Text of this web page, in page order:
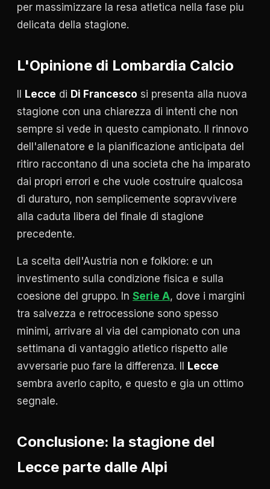
per massimizzare la resa atletica nella fase piu
delicata della stagione.
L'Opinione di Lombardia Calcio
Lecce di Di Francesco si presenta alla nuova
stagione con una chiarezza di intenti che non
sempre si vede in questo campionato. Il rinnovo
dell'allenatore e la pianificazione anticipata del
ritiro raccontano di una societa che ha imparato
dai propri errori e che vuole costruire qualcosa
di duraturo, non semplicemente sopravvivere
alla caduta libera del finale di stagione
precedente.
La scelta dell'Austria non e folklore: e un
investimento sulla condizione fisica e sulla
coesione del gruppo. In Serie A, dove i margini
tra salvezza e retrocessione sono spesso
minimi, arrivare al via del campionato con una
settimana di vantaggio atletico rispetto alle
avversarie puo fare la differenza. Il
Lecce
sembra averlo capito, e questo e gia un ottimo
segnale.
Conclusione: la stagione del
Lecce parte dalle Alpi